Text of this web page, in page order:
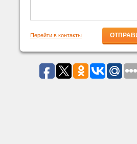
Перейти в контакты